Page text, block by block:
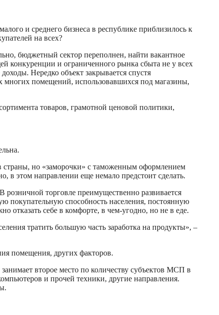
и среднего бизнеса в республике приблизилось к
на всех?
бюджетный сектор переполнен, найти вакантное
конкуренции и ограниченного рынка сбыта не у всех
Нередко объект закрывается спустя
многих помещений, использовавшихся под магазины,
товаров, грамотной ценовой политики,
страны, но «заморочки» с таможенным оформлением
в этом направлении еще немало предстоит сделать.
розничной торговле преимущественно развивается
покупательную способность населения, постоянную
себе в комфорте, в чем-угодно, но не в еде.
тратить большую часть заработка на продукты», –
помещения, других факторов.
второе место по количеству субъектов МСП в
и прочей техники, другие направления.